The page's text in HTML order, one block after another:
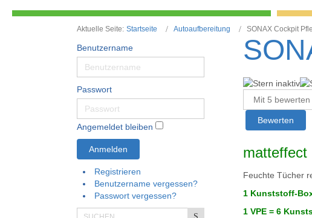
Aktuelle Seite: Startseite Autoaufbereitung SONAX Cockpit
Benutzername
Passwort
Angemeldet bleiben
Anmelden
Registrieren
Benutzername vergessen?
Passwort vergessen?
Bitte
bewerten
matteffect
Feuchte Tücher
1 Kunststoff-
1 VPE = 6